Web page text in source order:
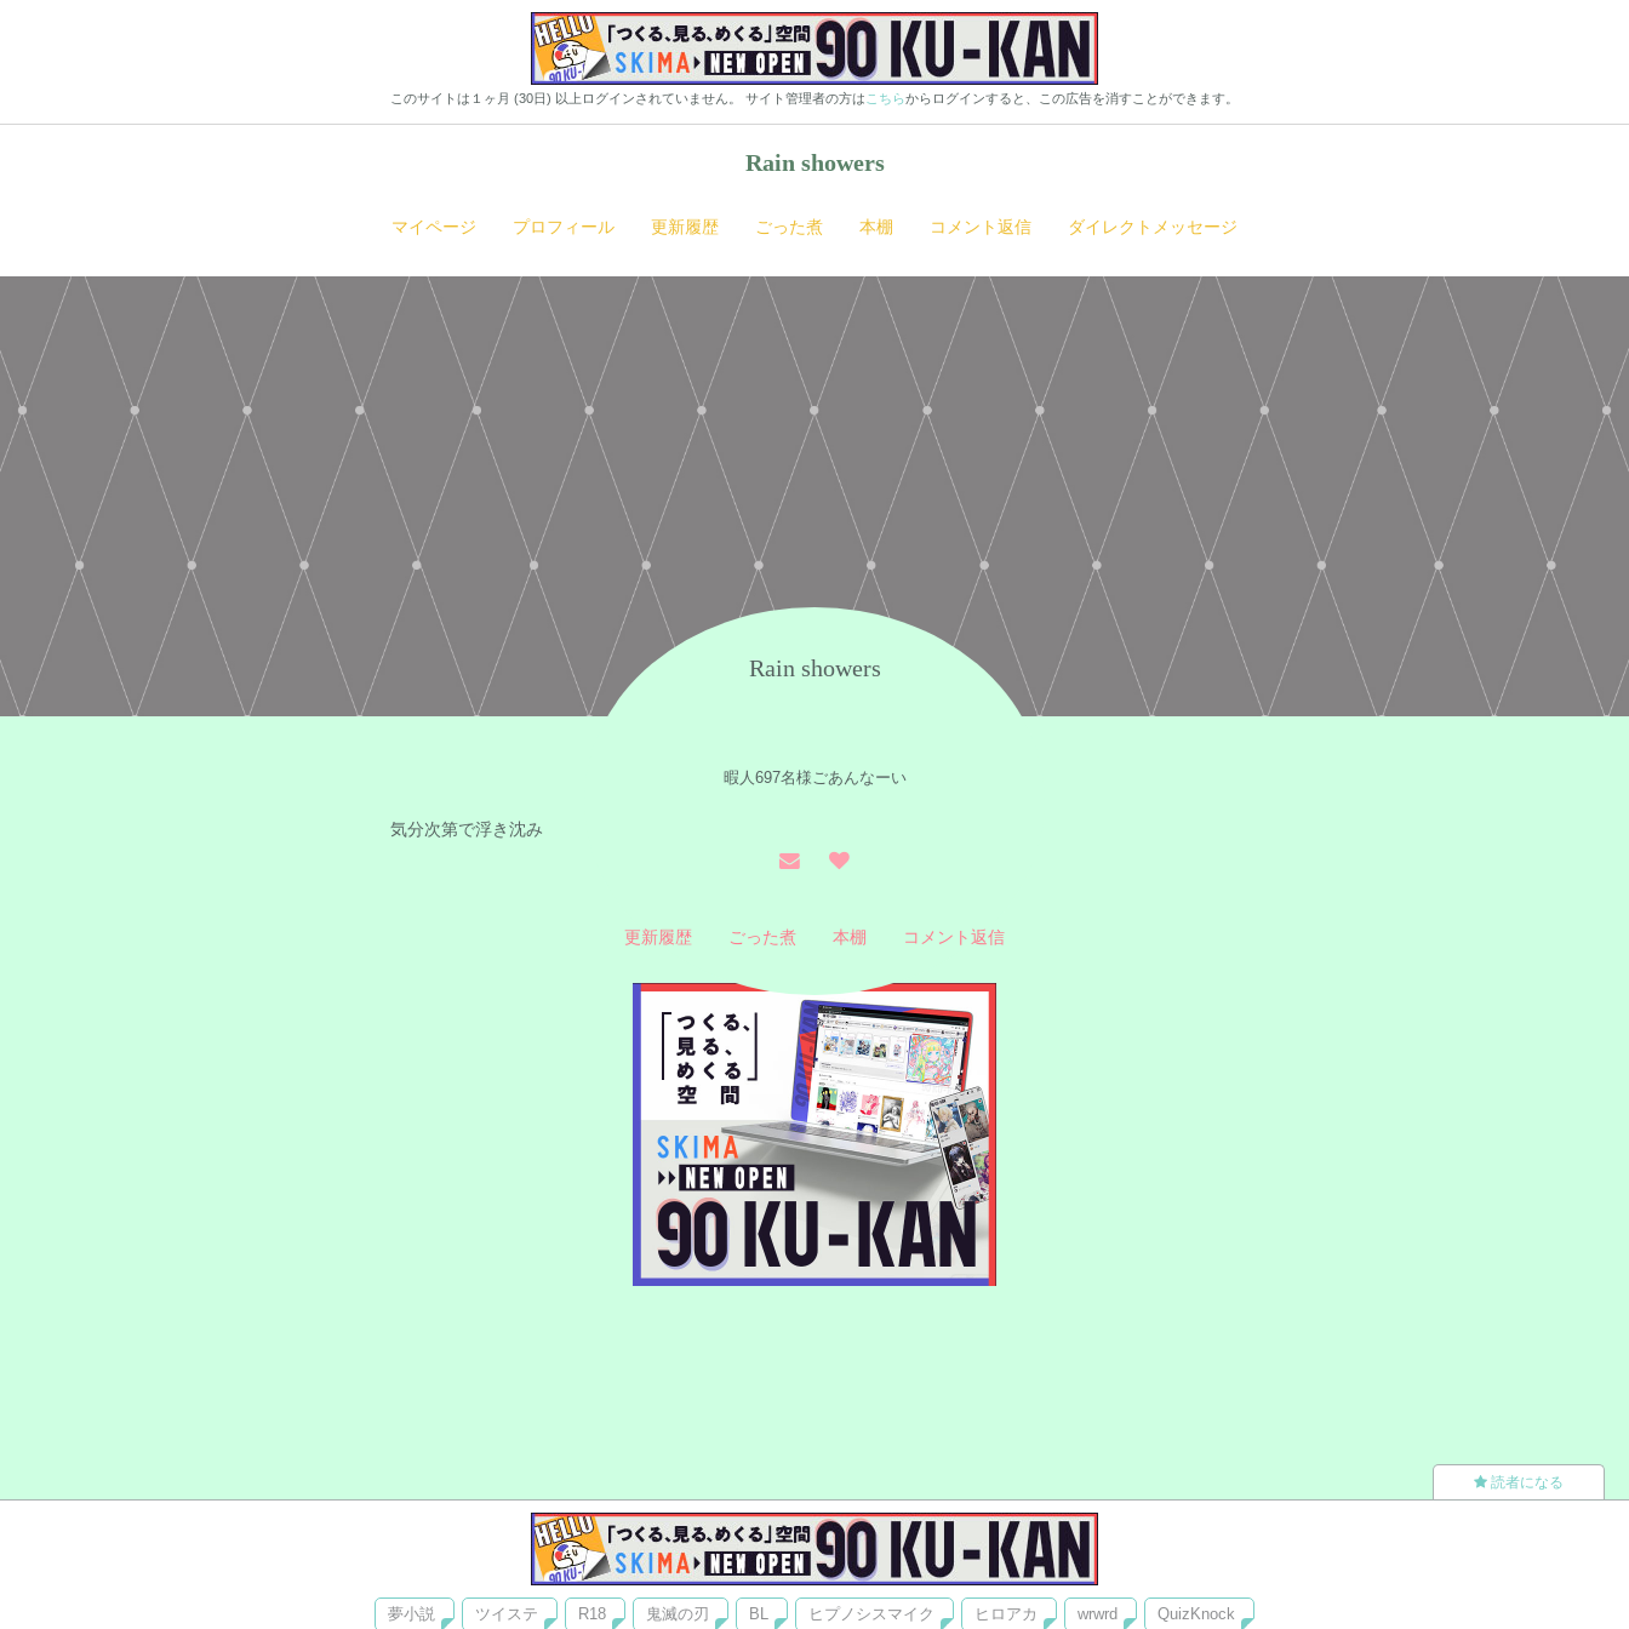
このサイトは１ヶ月 (30日) 以上ログインされていません。 サイト管理者の方は こちらからログインすると、この広告を消すことができます。
Rain showers
マイページ プロフィール 更新履歴 ごった煮 本棚 コメント返信 ダイレクトメッセージ
Rain showers
暇人697名様ごあんなーい
気分次第で浮き沈み
更新履歴 ごった煮 本棚 コメント返信
夢小説 ツイステ R18 鬼滅の刃 BL ヒプノシスマイク ヒロアカ wrwrd QuizKnock
読者になる